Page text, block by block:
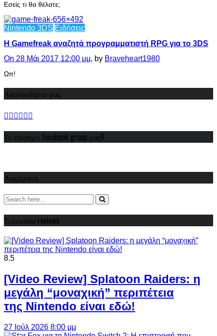
Εσείς τι θα θέλατε;
Nintendo 3DS Ειδήσεις
H Gamefreak αναζητά προγραμματιστή RPG για το 3DS
On 28 Μάι 2017 12:00 μμ, by Braveheart1980
Ωπ!
Ακολουθήστε μας
Το επίσημο facebook group μας!!
Αναζήτηση
Τελευταία reviews
8.5
[Video Review] Splatoon Raiders: η
μεγάλη “μοναχική” περιπέτεια
της Nintendo είναι εδώ!
27 Ιούλ 2026 8:00 μμ